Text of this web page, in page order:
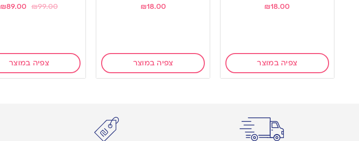
₪18.00
צפיה במוצר
₪18.00
צפיה במוצר
₪99.00
₪89.00
צפיה במוצר